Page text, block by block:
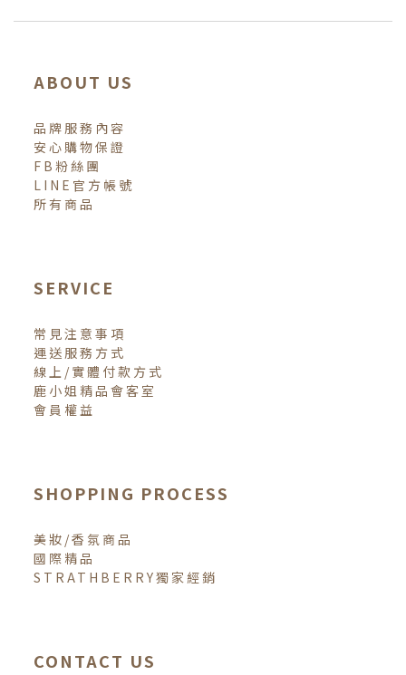
ABOUT US
品牌服務內容
安心購物保證
FB粉絲團
LINE官方帳號
所有商品
SERVICE
常見注意事項
運送服務方式
線上/實體付款方式
鹿小姐精品會客室
會員權益
SHOPPING PROCESS
美妝/香氛商品
國際精品
STRATHBERRY獨家經銷
CONTACT US